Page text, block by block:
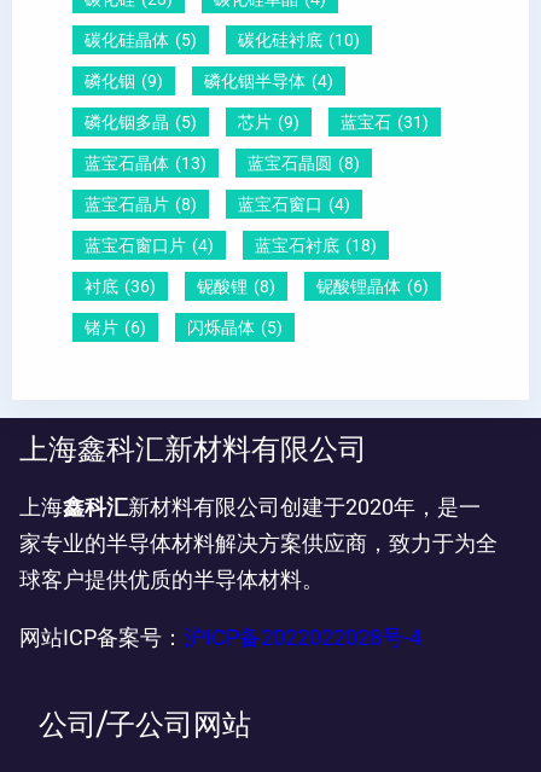
碳化硅晶体 (5) 碳化硅衬底 (10)
磷化铟 (9) 磷化铟半导体 (4)
磷化铟多晶 (5) 芯片 (9) 蓝宝石 (31)
蓝宝石晶体 (13) 蓝宝石晶圆 (8)
蓝宝石晶片 (8) 蓝宝石窗口 (4)
蓝宝石窗口片 (4) 蓝宝石衬底 (18)
衬底 (36) 铌酸锂 (8) 铌酸锂晶体 (6)
锗片 (6) 闪烁晶体 (5)
上海鑫科汇新材料有限公司
上海鑫科汇新材料有限公司创建于2020年，是一
家专业的半导体材料解决方案供应商，致力于为全
球客户提供优质的半导体材料。
网站ICP备案号： 沪ICP备2022022028号-4
公司/子公司网站